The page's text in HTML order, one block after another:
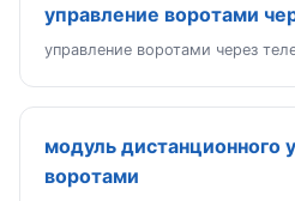
управление воротами
управление воротами через
модуль дистанционного
воротами